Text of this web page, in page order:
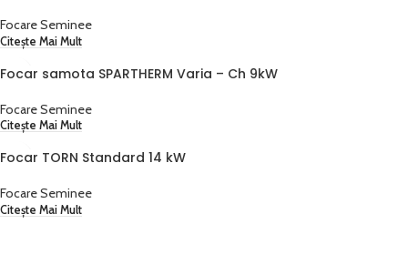
Focare Seminee
Citește Mai Mult
Focar samota SPARTHERM Varia – Ch 9kW
Focare Seminee
Citește Mai Mult
Focar TORN Standard 14 kW
Focare Seminee
Citește Mai Mult